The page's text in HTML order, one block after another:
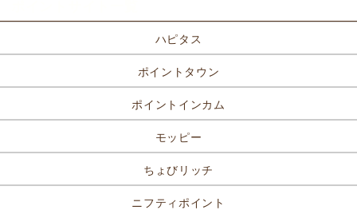
ハピタス
ポイントタウン
ポイントインカム
モッピー
ちょびリッチ
ニフティポイント